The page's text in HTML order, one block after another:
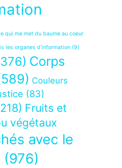
qui me met du baume au coeur
les organes d’information (9)
Corps
Couleurs
(83)
Fruits et
végétaux
avec le
(976)